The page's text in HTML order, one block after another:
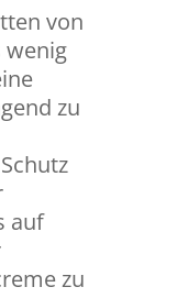
von
wenig
zu
auf
zu